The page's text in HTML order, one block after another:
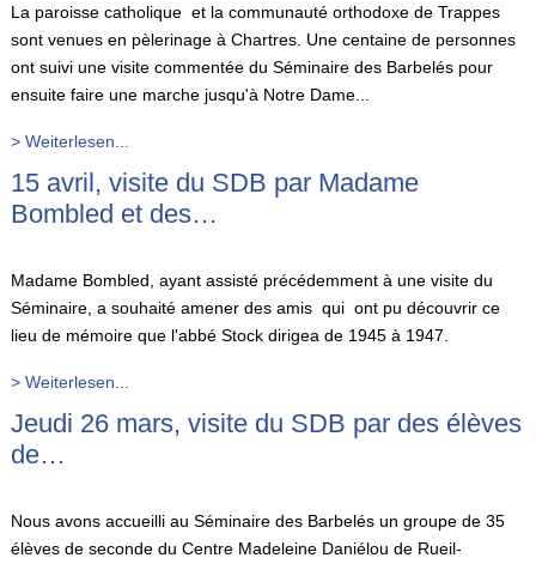
La paroisse catholique et la communauté orthodoxe de Trappes
sont venues en pèlerinage à Chartres. Une centaine de personnes
ont suivi une visite commentée du Séminaire des Barbelés pour
ensuite faire une marche jusqu'à Notre Dame...
> Weiterlesen...
15 avril, visite du SDB par Madame
Bombled et des…
Madame Bombled, ayant assisté précédemment à une visite du
Séminaire, a souhaité amener des amis qui ont pu découvrir ce
lieu de mémoire que l'abbé Stock dirigea de 1945 à 1947.
> Weiterlesen...
Jeudi 26 mars, visite du SDB par des élèves
de…
Nous avons accueilli au Séminaire des Barbelés un groupe de 35
élèves de seconde du Centre Madeleine Daniélou de Rueil-